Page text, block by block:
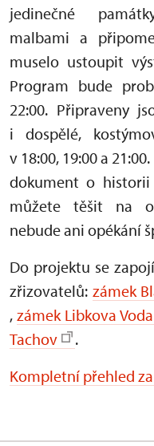
jedinečné
malbami a
muselo ustoupit
Program bude
22:00. Připraveny
i dospělé,
v 18:00, 19:00 a
dokument o historii
můžete těšit na
nebude ani opékání
Do projektu se
zřizovatelů: zámek
, zámek Libkova Voda
Tachov
.
Kompletní přehled